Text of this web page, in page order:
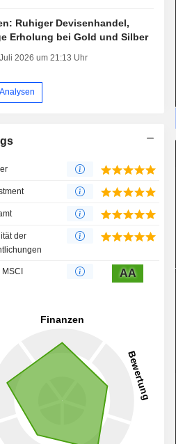
Ruhiger Devisenhandel,
Erholung bei Gold und Silber
2026 um 21:13 Uhr
der
MSCI AA